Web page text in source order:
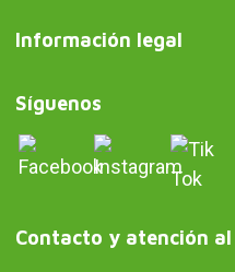
Información legal
Síguenos
Contacto y atención